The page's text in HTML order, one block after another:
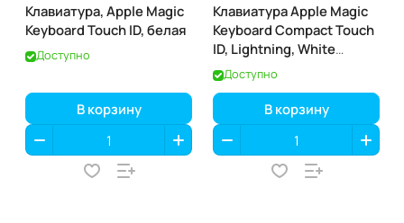
Клавиатура, Apple Magic
Keyboard Touch ID, белая
Доступно
В корзину
Клавиатура Apple Magic
Keyboard Compact Touch
ID, Lightning, White
(белая) (MK293)
Доступно
В корзину